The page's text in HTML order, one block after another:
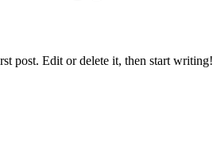
post. Edit or delete it, then start writing!